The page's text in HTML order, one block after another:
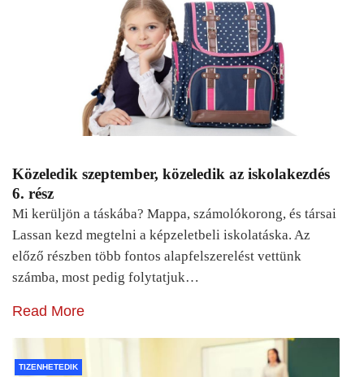
Közeledik szeptember, közeledik az iskolakezdés
6. rész
Mi kerüljön a táskába? Mappa, számolókorong, és társai
Lassan kezd megtelni a képzeletbeli iskolatáska. Az
előző részben több fontos alapfelszerelést vettünk
számba, most pedig folytatjuk…
Read More
TIZENHETEDIK